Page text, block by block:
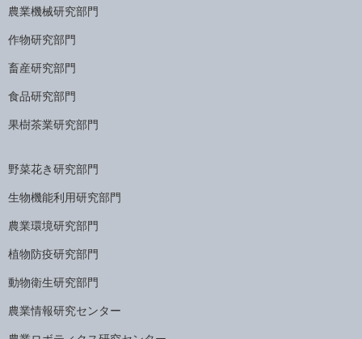
農業機械研究部門
作物研究部門
畜産研究部門
食品研究部門
果樹茶業研究部門
野菜花き研究部門
生物機能利用研究部門
農業環境研究部門
植物防疫研究部門
動物衛生研究部門
農業情報研究センター